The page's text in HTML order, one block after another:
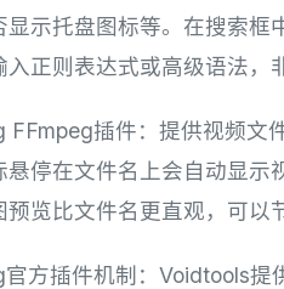
显示托盘图标等。在搜索
入正则表达式或高级语法，
FFmpeg插件：提供视频文
悬停在文件名上会自动显
预览比文件名更直观，可以
方插件机制：Voidtools提